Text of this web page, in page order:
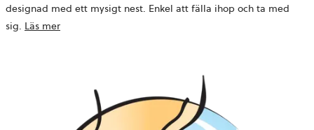
designad med ett mysigt nest. Enkel att fälla ihop och ta med
sig. Läs mer